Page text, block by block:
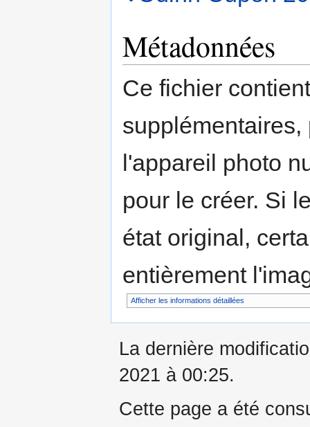
Métadonnées
Ce fichier
l'appareil photo
pour le créer. Si
état original,
entièrement
Afficher les informations détaillées
La dernière
2021 à 00:25.
Cette page a été